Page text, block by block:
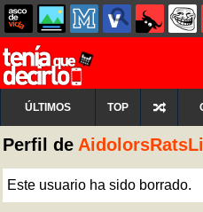
ÚLTIMOS TOP
Perfil de
Este usuario ha sido borrado.